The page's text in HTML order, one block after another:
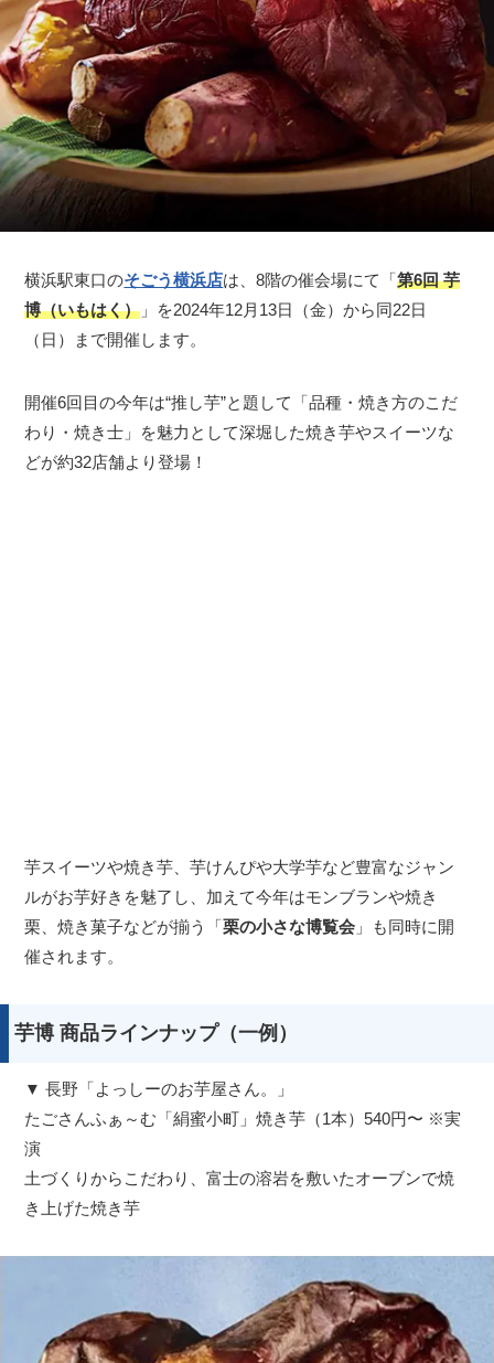
横浜駅東口のそごう横浜店は、8階の催会場にて「第6回 芋
博（いもはく） 」を2024年12月13日（金）から同22日
（日）まで開催します。
開催6回目の今年は“推し芋”と題して「品種・焼き方のこだ
わり・焼き士」を魅力として深堀した焼き芋やスイーツな
どが約32店舗より登場！
芋スイーツや焼き芋、芋けんぴや大学芋など豊富なジャン
ルがお芋好きを魅了し、加えて今年はモンブランや焼き
栗、焼き菓子などが揃う「栗の小さな博覧会 」も同時に開
催されます。
芋博 商品ラインナップ（一例）
▼ 長野「よっしーのお芋屋さん。」
たごさんふぁ～む「絹蜜小町」焼き芋（1本）540円〜 ※実
演
土づくりからこだわり、富士の溶岩を敷いたオーブンで焼
き上げた焼き芋